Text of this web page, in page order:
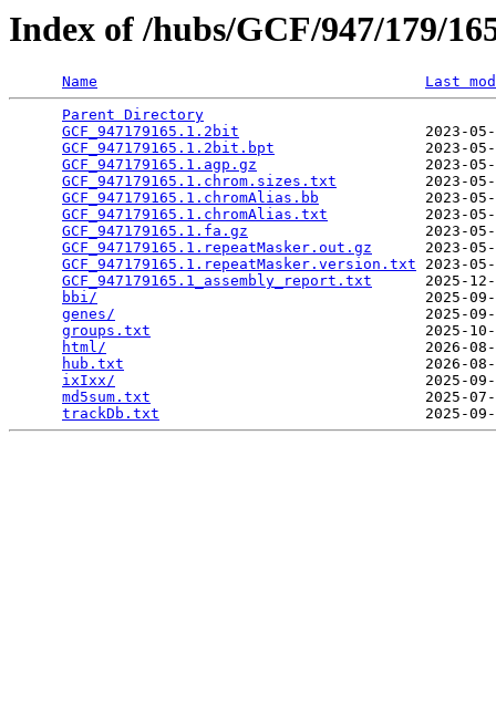
Index of /hubs/GCF/947/179/
Name
Last
Parent Directory
GCF_947179165.1.2bit
2023-
GCF_947179165.1.2bit.bpt
2023-
GCF_947179165.1.agp.gz
2023-
GCF_947179165.1.chrom.sizes.txt
2023-
GCF_947179165.1.chromAlias.bb
2023-
GCF_947179165.1.chromAlias.txt
2023-
GCF_947179165.1.fa.gz
2023-
GCF_947179165.1.repeatMasker.out.gz
2023-
GCF_947179165.1.repeatMasker.version.txt 2023-
GCF_947179165.1_assembly_report.txt
2025-
bbi/
2025-
genes/
2025-
groups.txt
2025-
html/
2026-
hub.txt
2026-
ixIxx/
2025-
md5sum.txt
2025-
trackDb.txt